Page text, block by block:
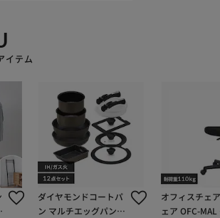
イテム
ダイヤモンドコートパ
ン マルチエッグパン入
オフィスチェ
ェア OFC-